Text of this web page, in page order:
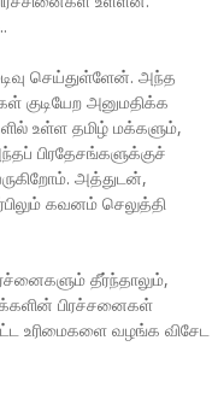
செய்துள்ளேன். அந்த
குடியேற அனுமதிக்க
உள்ள தமிழ் மக்களும்,
பிரதேசங்களுக்குச்
அத்துடன்,
கவனம் செலுத்தி
தீர்ந்தாலும்,
பிரச்சனைகள்
உரிமைகளை வழங்க விசேட